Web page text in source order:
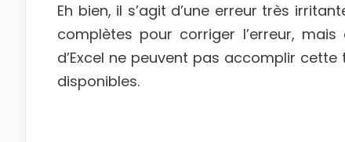
Eh bien, il s’agit d’une erreur très
complètes pour corriger l’erreur,
d’Excel ne peuvent pas accomplir
disponibles.